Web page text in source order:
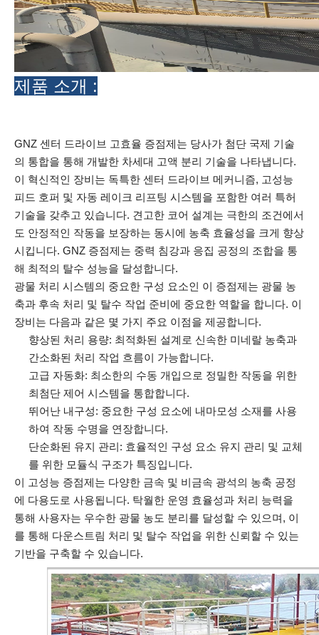
제품 소개 :
GNZ 센터 드라이브 고효율 증점제는 당사가 첨단 국제 기술
의 통합을 통해 개발한 차세대 고액 분리 기술을 나타냅니다.
이 혁신적인 장비는 독특한 센터 드라이브 메커니즘, 고성능
피드 호퍼 및 자동 레이크 리프팅 시스템을 포함한 여러 특허
기술을 갖추고 있습니다. 견고한 코어 설계는 극한의 조건에서
도 안정적인 작동을 보장하는 동시에 농축 효율성을 크게 향상
시킵니다. GNZ 증점제는 중력 침강과 응집 공정의 조합을 통
해 최적의 탈수 성능을 달성합니다.
광물 처리 시스템의 중요한 구성 요소인 이 증점제는 광물 농
축과 후속 처리 및 탈수 작업 준비에 중요한 역할을 합니다. 이
장비는 다음과 같은 몇 가지 주요 이점을 제공합니다.
향상된 처리 용량: 최적화된 설계로 신속한 미네랄 농축과
간소화된 처리 작업 흐름이 가능합니다.
고급 자동화: 최소한의 수동 개입으로 정밀한 작동을 위한
최첨단 제어 시스템을 통합합니다.
뛰어난 내구성: 중요한 구성 요소에 내마모성 소재를 사용
하여 작동 수명을 연장합니다.
단순화된 유지 관리: 효율적인 구성 요소 유지 관리 및 교체
를 위한 모듈식 구조가 특징입니다.
이 고성능 증점제는 다양한 금속 및 비금속 광석의 농축 공정
에 다용도로 사용됩니다. 탁월한 운영 효율성과 처리 능력을
통해 사용자는 우수한 광물 농도 분리를 달성할 수 있으며, 이
를 통해 다운스트림 처리 및 탈수 작업을 위한 신뢰할 수 있는
기반을 구축할 수 있습니다.